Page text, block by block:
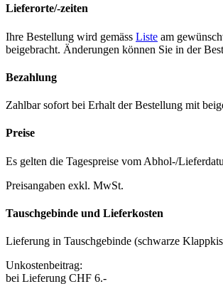
Lieferorte/-zeiten
Ihre Bestel­lung wird gemäss Liste am
beige­bracht. Änderun­gen kön­nen Sie in der
Bezahlung
Zahlbar sofort bei Erhalt der Bestel­lung mit
Preise
Es gel­ten die Tage­spreise vom Abhol-/
Preisangaben exkl. MwSt.
Tauschgebinde und Lieferkosten
Liefer­ung in Tauschge­binde (schwarze
Unkosten­beitrag:
bei Liefer­ung CHF 6.-